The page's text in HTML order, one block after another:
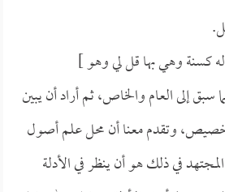
كسنة وهي بها قل لي وهو ]
سبق إلى العام والخاص، ثم أراد أن يبين
وتقدم معنا أن محل علم أصول
في ذلك هو أن ينظر في الأدلة